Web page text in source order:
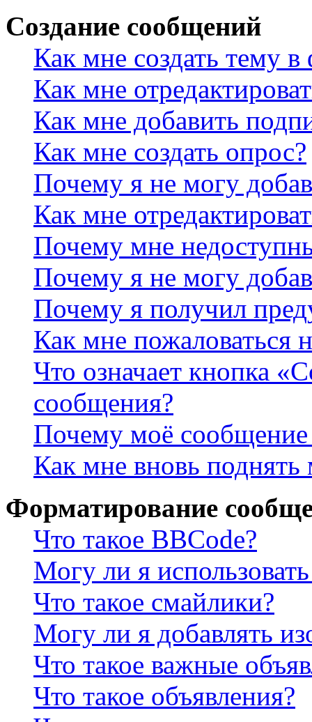
Создание сообщений
Как мне создать тему
Как мне
Как мне добавить
Как мне создать опрос?
Почему я не могу
Как мне
Почему мне
Почему я не могу
Почему я получил
Как мне пожаловаться
Что означает кнопка
сообщения?
Почему моё сообщение
Как мне вновь
Форматирование
Что такое BBCode?
Могу ли я
Что такое смайлики?
Могу ли я добавлять
Что такое важные
Что такое объявления?